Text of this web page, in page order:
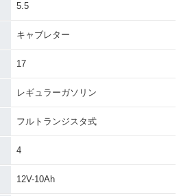
5.5
キャブレター
17
レギュラーガソリン
フルトランジスタ式
4
12V-10Ah